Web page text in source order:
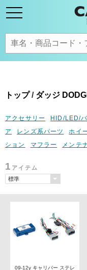
トップ/ ダッジ
アクセサリー HID/LED/
ア
レンズ系パーツ ホイ
ション
マフラー メンテ
1 アイテム
09-12y キャリバー ステレ